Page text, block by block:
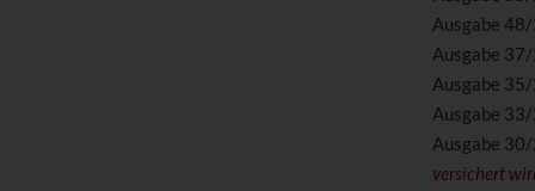
Ausgabe
Ausgabe
Ausgabe
Ausgabe
Ausgabe
versichert